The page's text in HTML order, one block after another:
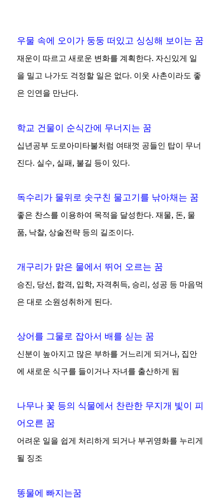
우물 속에 오이가 둥둥 떠있고 싱싱해 보이는 꿈
재운이 따르고 새로운 변화를 계획한다. 자신있게 일
을 밀고 나가도 걱정할 일은 없다. 이웃 사촌이라도 좋
은 인연을 만난다.
학교 건물이 순식간에 무너지는 꿈
십년공부 도로아미타불처럼 여태껏 공들인 탑이 무너
진다. 실수, 실패, 불길 등이 있다.
독수리가 물위로 솟구친 물고기를 낚아채는 꿈
좋은 찬스를 이용하여 목적을 달성한다. 재물, 돈, 물
품, 낙찰, 상술전략 등의 길조이다.
개구리가 맑은 물에서 뛰어 오르는 꿈
승진, 당선, 합격, 입학, 자격취득, 승리, 성공 등 마음먹
은 대로 소원성취하게 된다.
상어를 그물로 잡아서 배를 싣는 꿈
신분이 높아지고 많은 부하를 거느리게 되거나, 집안
에 새로운 식구를 들이거나 자녀를 출산하게 됨
나무나 꽃 등의 식물에서 찬란한 무지개 빛이 피
어오른 꿈
어려운 일을 쉽게 처리하게 되거나 부귀영화를 누리게
될 징조
똥물에 빠지는꿈